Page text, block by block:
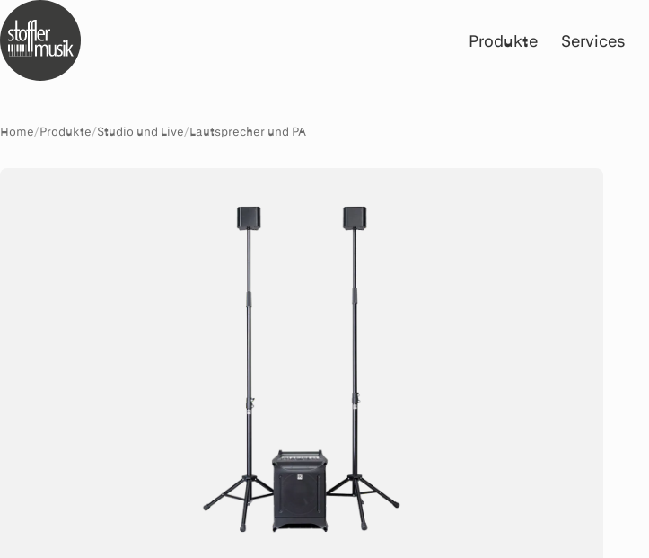
Produkte Services
Home/Produkte/Studio und Live/Lautsprecher und PA